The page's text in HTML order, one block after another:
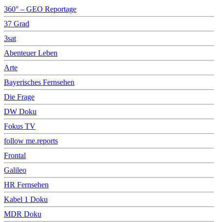
360° – GEO Reportage
37 Grad
3sat
Abenteuer Leben
Arte
Bayerisches Fernsehen
Die Frage
DW Doku
Fokus TV
follow me.reports
Frontal
Galileo
HR Fernsehen
Kabel 1 Doku
MDR Doku